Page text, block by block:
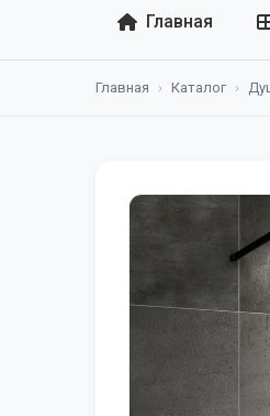
Главная
Главная › Каталог ›